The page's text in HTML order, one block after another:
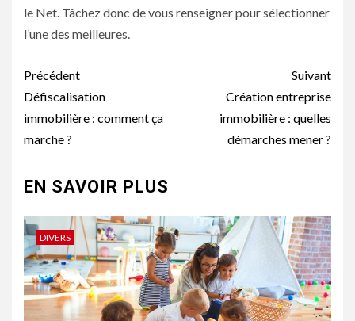
le Net. Tâchez donc de vous renseigner pour sélectionner
l’une des meilleures.
Navigation
d’article
Précédent
Défiscalisation
immobilière : comment ça
marche ?
Suivant
Création entreprise
immobilière : quelles
démarches mener ?
EN SAVOIR PLUS
DIVERS